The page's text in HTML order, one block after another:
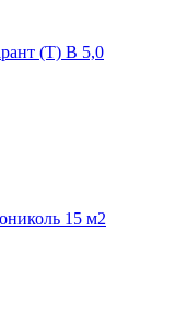
(Т) В 5,0
15 м2